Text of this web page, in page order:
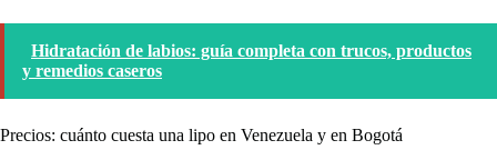
Hidratación de labios: guía completa con trucos, productos
y remedios caseros
Precios: cuánto cuesta una lipo en Venezuela y en Bogotá